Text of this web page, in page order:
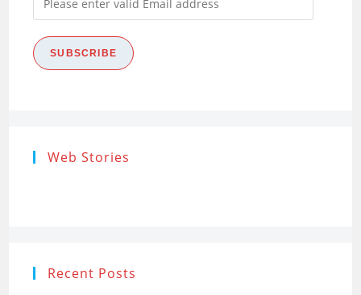
enter
valid
Email
SUBSCRIBE
Web Stories
Ethics (शोध
Recent Posts